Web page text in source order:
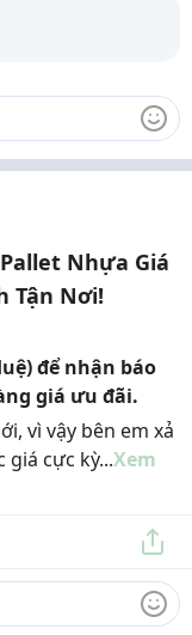
Nhựa Giá
Tận Nơi!
để nhận báo
giá ưu đãi.
vì vậy bên em xả
cực kỳ...Xem